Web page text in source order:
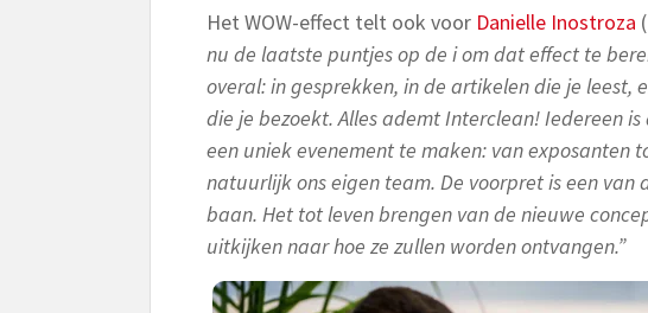
Het WOW-effect telt ook voor Danielle Inostroza
nu de laatste puntjes op de i om dat effect te
overal: in gesprekken, in de artikelen die je leest,
die je bezoekt. Alles ademt Interclean! Iedereen
een uniek evenement te maken: van exposanten
natuurlijk ons eigen team. De voorpret is een van
baan. Het tot leven brengen van de nieuwe
uitkijken naar hoe ze zullen worden ontvangen.”